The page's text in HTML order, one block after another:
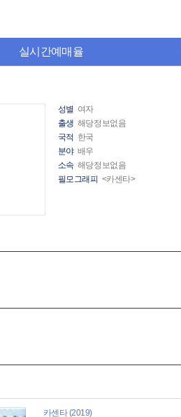
실시간예매율
성별 여자
출생 해당정보없음
국적 한국
분야 배우
소속 해당정보없음
필모그래피 <카센타>
카센타 (2019)